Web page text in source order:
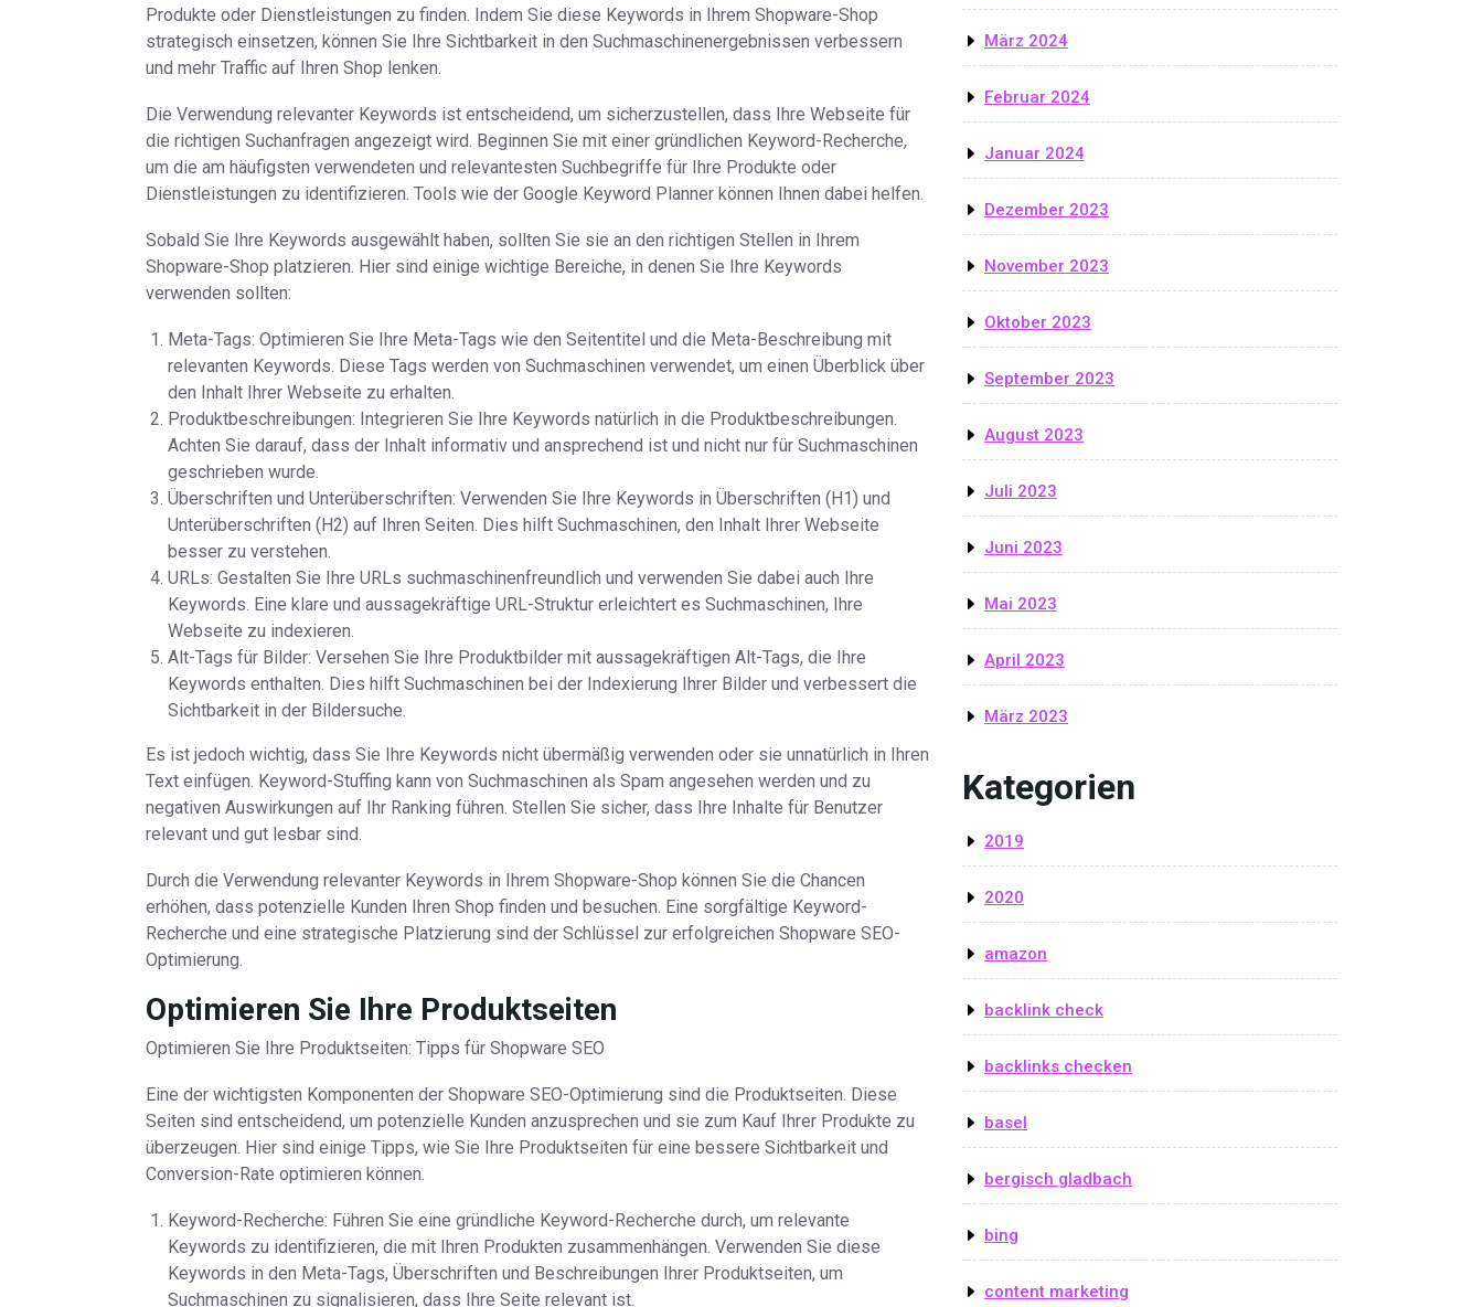
Produkte oder Dienstleistungen zu finden. Indem Sie diese Keywords in Ihrem Shopware-Shop
strategisch einsetzen, können Sie Ihre Sichtbarkeit in den Suchmaschinenergebnissen verbessern
und mehr Traffic auf Ihren Shop lenken.
Die Verwendung relevanter Keywords ist entscheidend, um sicherzustellen, dass Ihre Webseite für
die richtigen Suchanfragen angezeigt wird. Beginnen Sie mit einer gründlichen Keyword-Recherche,
um die am häufigsten verwendeten und relevantesten Suchbegriffe für Ihre Produkte oder
Dienstleistungen zu identifizieren. Tools wie der Google Keyword Planner können Ihnen dabei helfen.
Sobald Sie Ihre Keywords ausgewählt haben, sollten Sie sie an den richtigen Stellen in Ihrem
Shopware-Shop platzieren. Hier sind einige wichtige Bereiche, in denen Sie Ihre Keywords
verwenden sollten:
Meta-Tags: Optimieren Sie Ihre Meta-Tags wie den Seitentitel und die Meta-Beschreibung mit
relevanten Keywords. Diese Tags werden von Suchmaschinen verwendet, um einen Überblick über
den Inhalt Ihrer Webseite zu erhalten.
Produktbeschreibungen: Integrieren Sie Ihre Keywords natürlich in die Produktbeschreibungen.
Achten Sie darauf, dass der Inhalt informativ und ansprechend ist und nicht nur für Suchmaschinen
geschrieben wurde.
Überschriften und Unterüberschriften: Verwenden Sie Ihre Keywords in Überschriften (H1) und
Unterüberschriften (H2) auf Ihren Seiten. Dies hilft Suchmaschinen, den Inhalt Ihrer Webseite
besser zu verstehen.
URLs: Gestalten Sie Ihre URLs suchmaschinenfreundlich und verwenden Sie dabei auch Ihre
Keywords. Eine klare und aussagekräftige URL-Struktur erleichtert es Suchmaschinen, Ihre
Webseite zu indexieren.
Alt-Tags für Bilder: Versehen Sie Ihre Produktbilder mit aussagekräftigen Alt-Tags, die Ihre
Keywords enthalten. Dies hilft Suchmaschinen bei der Indexierung Ihrer Bilder und verbessert die
Sichtbarkeit in der Bildersuche.
Es ist jedoch wichtig, dass Sie Ihre Keywords nicht übermäßig verwenden oder sie unnatürlich in Ihren
Text einfügen. Keyword-Stuffing kann von Suchmaschinen als Spam angesehen werden und zu
negativen Auswirkungen auf Ihr Ranking führen. Stellen Sie sicher, dass Ihre Inhalte für Benutzer
relevant und gut lesbar sind.
Durch die Verwendung relevanter Keywords in Ihrem Shopware-Shop können Sie die Chancen
erhöhen, dass potenzielle Kunden Ihren Shop finden und besuchen. Eine sorgfältige Keyword-
Recherche und eine strategische Platzierung sind der Schlüssel zur erfolgreichen Shopware SEO-
Optimierung.
Optimieren Sie Ihre Produktseiten
Optimieren Sie Ihre Produktseiten: Tipps für Shopware SEO
Eine der wichtigsten Komponenten der Shopware SEO-Optimierung sind die Produktseiten. Diese
Seiten sind entscheidend, um potenzielle Kunden anzusprechen und sie zum Kauf Ihrer Produkte zu
überzeugen. Hier sind einige Tipps, wie Sie Ihre Produktseiten für eine bessere Sichtbarkeit und
Conversion-Rate optimieren können.
Keyword-Recherche: Führen Sie eine gründliche Keyword-Recherche durch, um relevante
Keywords zu identifizieren, die mit Ihren Produkten zusammenhängen. Verwenden Sie diese
Keywords in den Meta-Tags, Überschriften und Beschreibungen Ihrer Produktseiten, um
Suchmaschinen zu signalisieren, dass Ihre Seite relevant ist.
März 2024
Februar 2024
Januar 2024
Dezember 2023
November 2023
Oktober 2023
September 2023
August 2023
Juli 2023
Juni 2023
Mai 2023
April 2023
März 2023
Kategorien
2019
2020
amazon
backlink check
backlinks checken
basel
bergisch gladbach
bing
content marketing